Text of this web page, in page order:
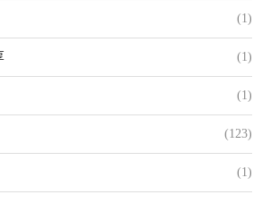
(1)
(1)
(1)
(123)
(1)